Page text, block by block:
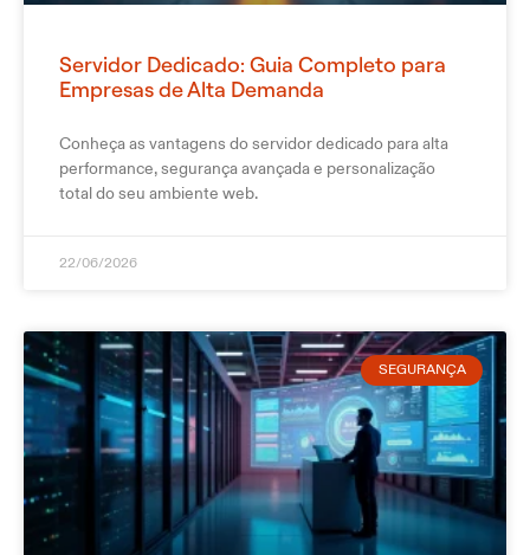
Servidor Dedicado: Guia Completo para
Empresas de Alta Demanda
Conheça as vantagens do servidor dedicado para alta
performance, segurança avançada e personalização
total do seu ambiente web.
22/06/2026
SEGURANÇA